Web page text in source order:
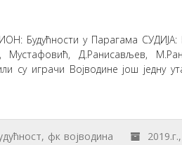
Будућности у Парагама СУДИЈА:
Мустафовић, Д.Ранисављев,
су играчи Војводине још једну
, фк војводина 2019.г.,